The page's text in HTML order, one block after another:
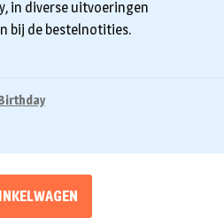
in diverse uitvoeringen
bij de bestelnotities.